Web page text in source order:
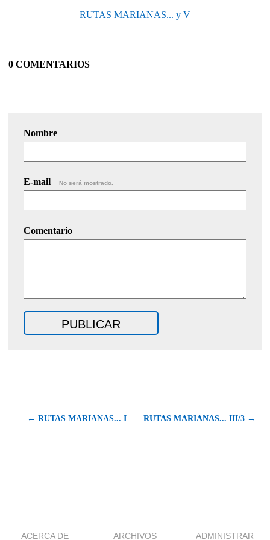
RUTAS MARIANAS... y V
0 COMENTARIOS
Nombre
E-mail No será mostrado.
Comentario
← RUTAS MARIANAS... I RUTAS MARIANAS... III/3 →
ACERCA DE ARCHIVOS ADMINISTRAR